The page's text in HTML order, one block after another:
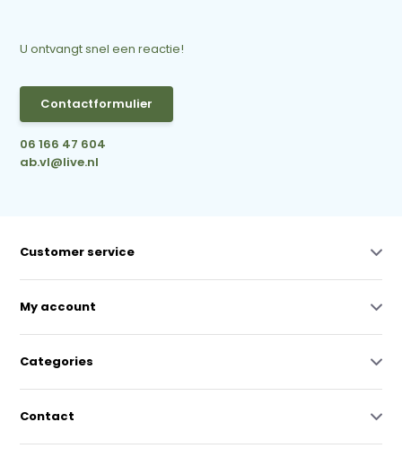
U ontvangt snel een reactie!
Contactformulier
06 166 47 604
ab.vl@live.nl
Customer service
My account
Categories
Contact